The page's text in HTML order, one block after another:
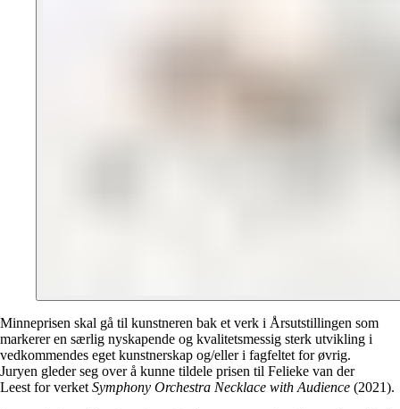
Minneprisen skal gå til kunstneren bak et verk i Årsutstillingen som
markerer en særlig nyskapende og kvalitetsmessig sterk utvikling i
vedkommendes eget kunstnerskap og/eller i fagfeltet for øvrig.
Juryen gleder seg over å kunne tildele prisen til Felieke van der
Leest for verket Symphony Orchestra Necklace with Audience (2021).